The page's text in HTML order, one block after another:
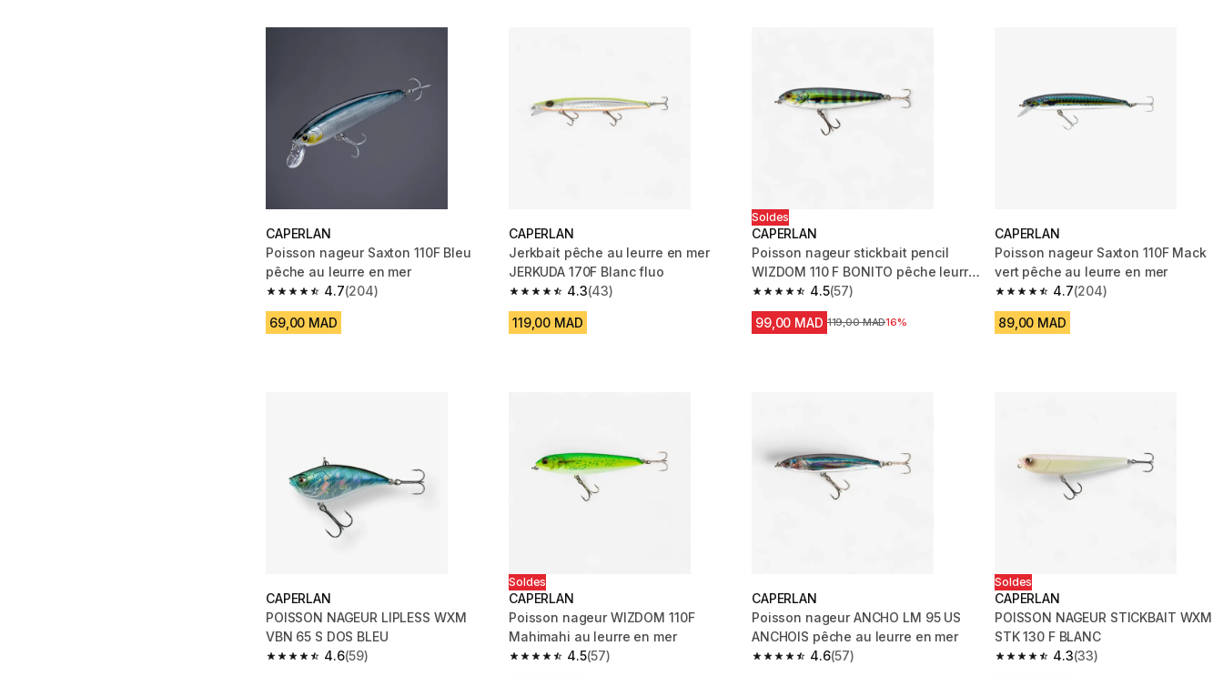
CAPERLAN
Poisson nageur Saxton 110F Bleu
pêche au leurre en mer
4.7
4.7 out of 5 stars from 204 reviews
(204)
69,00 MAD
CAPERLAN
Jerkbait pêche au leurre en mer
JERKUDA 170F Blanc fluo
4.3
4.3 out of 5 stars from 43 reviews
(43)
119,00 MAD
Soldes
CAPERLAN
Poisson nageur stickbait pencil
WIZDOM 110 F BONITO pêche leurre
en mer
4.5
4.5 out of 5 stars from 57 reviews
(57)
99,00 MAD Prix avant la réduction
119,00 MAD16%
CAPERLAN
Poisson nageur Saxton 110F Mack
vert pêche au leurre en mer
4.7
4.7 out of 5 stars from 204 reviews
(204)
89,00 MAD
CAPERLAN
POISSON NAGEUR LIPLESS WXM
VBN 65 S DOS BLEU
4.6
4.6 out of 5 stars from 59 reviews
(59)
Soldes
CAPERLAN
Poisson nageur WIZDOM 110F
Mahimahi au leurre en mer
4.5
4.5 out of 5 stars from 57 reviews
(57)
CAPERLAN
Poisson nageur ANCHO LM 95 US
ANCHOIS pêche au leurre en mer
4.6
4.6 out of 5 stars from 57 reviews
(57)
Soldes
CAPERLAN
POISSON NAGEUR STICKBAIT WXM
STK 130 F BLANC
4.3
4.3 out of 5 stars from 33 reviews
(33)